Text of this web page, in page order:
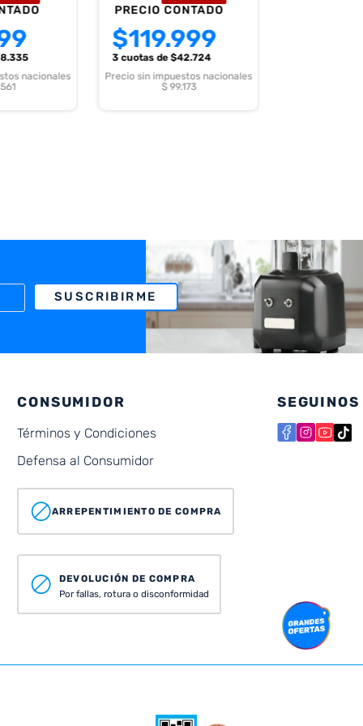
nacionales
PRECIO CONTADO
$119.999
3 cuotasde $42.724
Precio sin impuestos nacionales
$ 99.173
SUSCRIBIRME
CONSUMIDOR
Términos y Condiciones
Defensa al Consumidor
ARREPENTIMIENTO DE COMPRA
DEVOLUCIÓN DE COMPRA
Por fallas, rotura o disconformidad
SEGUINOS